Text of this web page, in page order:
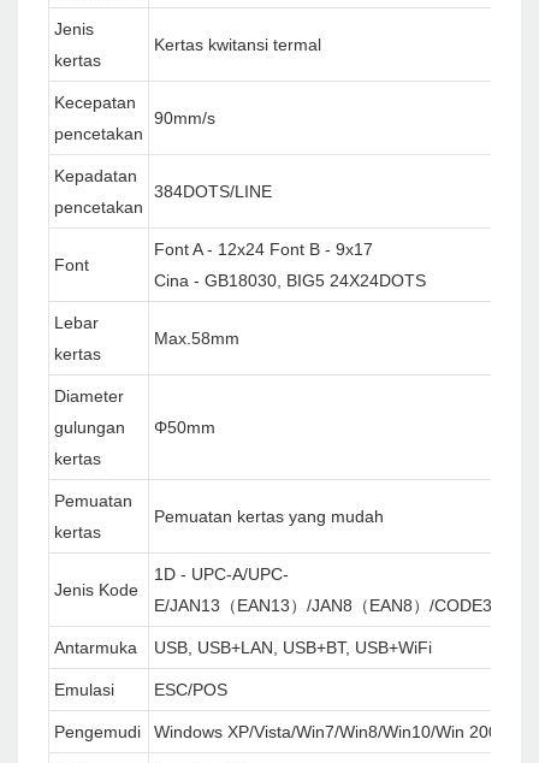
Jenis
kertas
Kertas kwitansi termal
Kecepatan
pencetakan
90mm/s
Kepadatan
pencetakan
384DOTS/LINE
Font
Font A - 12x24 Font B - 9x17
Cina - GB18030, BIG5 24X24DOTS
Lebar
kertas
Max.58mm
Diameter
gulungan
kertas
Φ50mm
Pemuatan
kertas
Pemuatan kertas yang mudah
Jenis Kode
1D - UPC-A/UPC-
E/JAN13（EAN13）/JAN8（EAN8）/CODE39/
Antarmuka USB, USB+LAN, USB+BT, USB+WiFi
Emulasi ESC/POS
Pengemudi Windows XP/Vista/Win7/Win8/Win10/Win 2000/